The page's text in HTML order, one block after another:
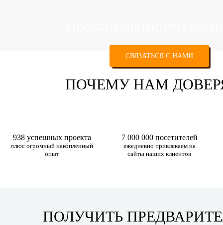
СВЯЗАТЬСЯ С НАМИ
ПОЧЕМУ НАМ
938 успешных проекта
плюс огромный накопленный
опыт
7 000 000 посетителей
ежедневно привлекаем на
сайты наших клиентов
ПОЛУЧИТЬ